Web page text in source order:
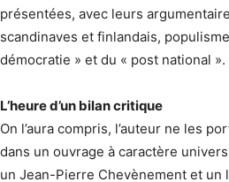
présentées, avec leurs
scandinaves et finlandais,
démocratie » et du « post national ».
L’heure d’un bilan critique
On l’aura compris, l’auteur ne les
dans un ouvrage à caractère
un Jean-Pierre Chevènement et un